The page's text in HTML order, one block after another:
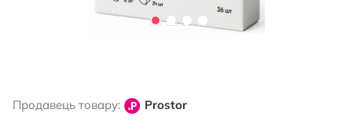
початку
Продавець товару: Prostor